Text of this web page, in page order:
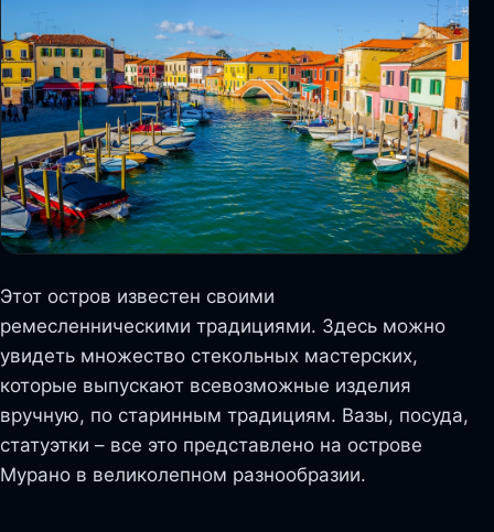
Этот остров известен своими
ремесленническими традициями. Здесь можно
увидеть множество стекольных мастерских,
которые выпускают всевозможные изделия
вручную, по старинным традициям. Вазы, посуда,
статуэтки – все это представлено на острове
Мурано в великолепном разнообразии.